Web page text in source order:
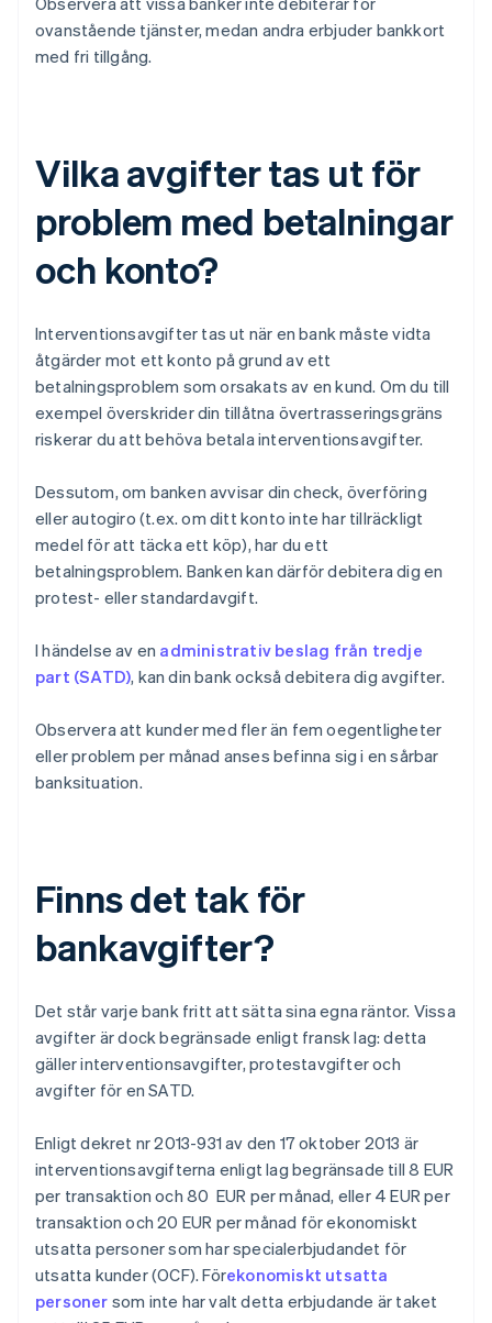
ovanstående tjänster, medan andra erbjuder bankkort
med fri tillgång.
Vilka avgifter tas ut för
problem med betalningar
och konto?
Interventionsavgifter tas ut när en bank måste vidta
åtgärder mot ett konto på grund av ett
betalningsproblem som orsakats av en kund. Om du till
exempel överskrider din tillåtna övertrasseringsgräns
riskerar du att behöva betala interventionsavgifter.
Dessutom, om banken avvisar din check, överföring
eller autogiro (t.ex. om ditt konto inte har tillräckligt
medel för att täcka ett köp), har du ett
betalningsproblem. Banken kan därför debitera dig en
protest- eller standardavgift.
I händelse av en administrativ beslag från tredje
part (SATD), kan din bank också debitera dig avgifter.
Observera att kunder med fler än fem oegentligheter
eller problem per månad anses befinna sig i en sårbar
banksituation.
Finns det tak för
bankavgifter?
Det står varje bank fritt att sätta sina egna räntor. Vissa
avgifter är dock begränsade enligt fransk lag: detta
gäller interventionsavgifter, protestavgifter och
avgifter för en SATD.
Enligt dekret nr 2013-931 av den 17 oktober 2013 är
interventionsavgifterna enligt lag begränsade till 8 EUR
per transaktion och 80 EUR per månad, eller 4 EUR per
transaktion och 20 EUR per månad för ekonomiskt
utsatta personer som har specialerbjudandet för
utsatta kunder (OCF). Förekonomiskt utsatta
personer som inte har valt detta erbjudande är taket